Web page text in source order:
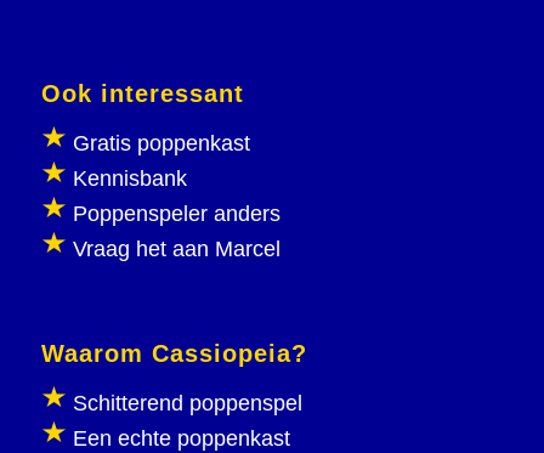
Ook interessant
Gratis poppenkast
Kennisbank
Poppenspeler anders
Vraag het aan Marcel
Waarom Cassiopeia?
Schitterend poppenspel
Een echte poppenkast